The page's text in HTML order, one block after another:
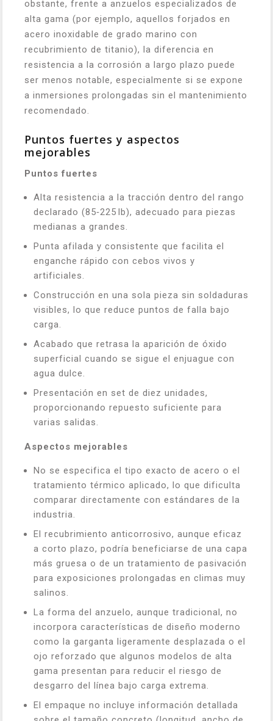
obstante, frente a anzuelos especializados de
alta gama (por ejemplo, aquellos forjados en
acero inoxidable de grado marino con
recubrimiento de titanio), la diferencia en
resistencia a la corrosión a largo plazo puede
ser menos notable, especialmente si se expone
a inmersiones prolongadas sin el mantenimiento
recomendado.
Puntos fuertes y aspectos
mejorables
Puntos fuertes
Alta resistencia a la tracción dentro del rango
declarado (85‑225 lb), adecuado para piezas
medianas a grandes.
Punta afilada y consistente que facilita el
enganche rápido con cebos vivos y
artificiales.
Construcción en una sola pieza sin soldaduras
visibles, lo que reduce puntos de falla bajo
carga.
Acabado que retrasa la aparición de óxido
superficial cuando se sigue el enjuague con
agua dulce.
Presentación en set de diez unidades,
proporcionando repuesto suficiente para
varias salidas.
Aspectos mejorables
No se especifica el tipo exacto de acero o el
tratamiento térmico aplicado, lo que dificulta
comparar directamente con estándares de la
industria.
El recubrimiento anticorrosivo, aunque eficaz
a corto plazo, podría beneficiarse de una capa
más gruesa o de un tratamiento de pasivación
para exposiciones prolongadas en climas muy
salinos.
La forma del anzuelo, aunque tradicional, no
incorpora características de diseño moderno
como la garganta ligeramente desplazada o el
ojo reforzado que algunos modelos de alta
gama presentan para reducir el riesgo de
desgarro del línea bajo carga extrema.
El empaque no incluye información detallada